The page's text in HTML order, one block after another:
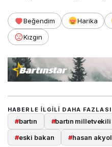
Beğendim Harika
Kızgın
HABERLE ILGILI DAHA FAZLASI
#bartın #bartın milletvekili
#eski bakan #hasan akyol